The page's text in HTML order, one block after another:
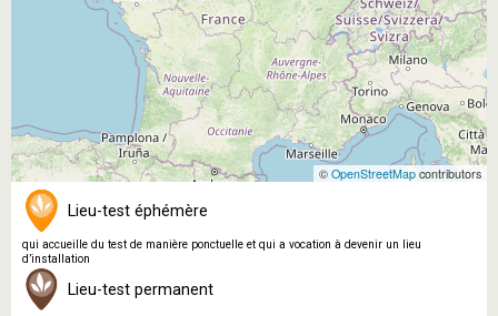
© OpenStreetMap contributors
Lieu-test éphémère
qui accueille du test de manière ponctuelle et qui a vocation à devenir un lieu
d’installation
Lieu-test permanent